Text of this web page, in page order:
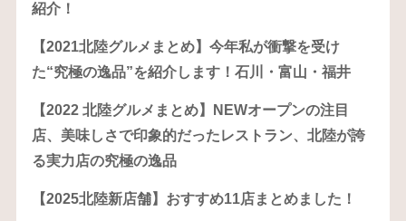
紹介！
【2021北陸グルメまとめ】今年私が衝撃を受け
た“究極の逸品”を紹介します！石川・富山・福井
【2022 北陸グルメまとめ】NEWオープンの注目
店、美味しさで印象的だったレストラン、北陸が誇
る実力店の究極の逸品
【2025北陸新店舗】おすすめ11店まとめました！